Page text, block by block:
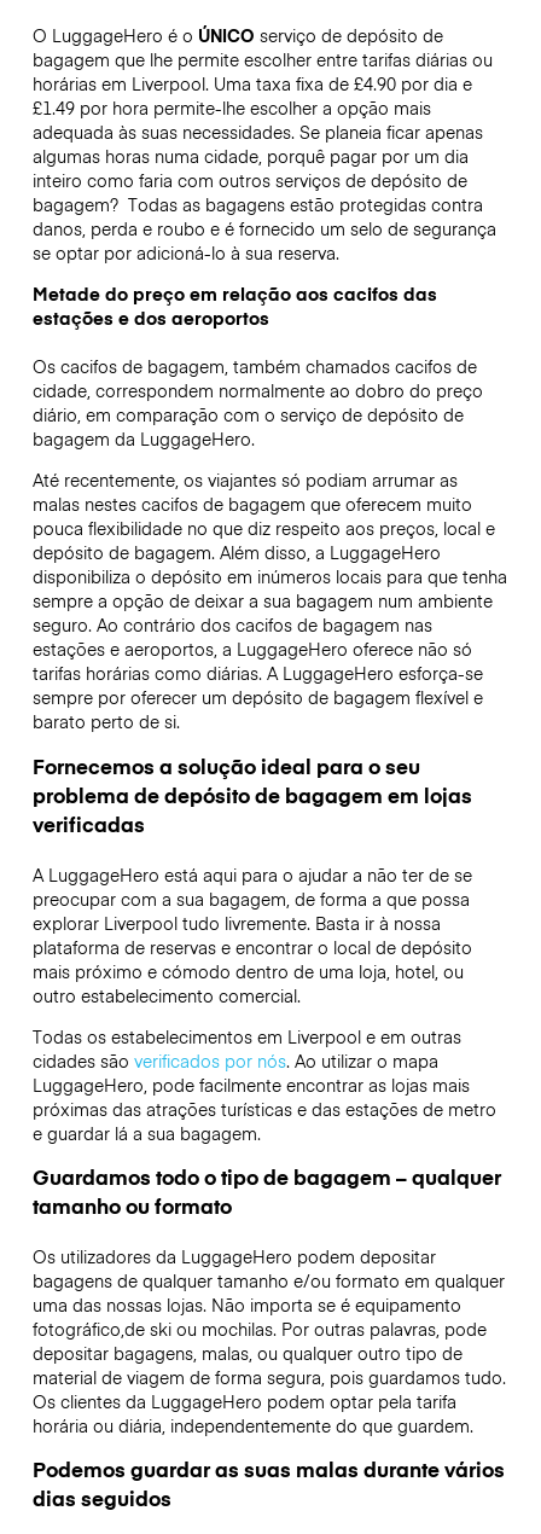
O LuggageHero é o ÚNICO serviço de depósito de
bagagem que lhe permite escolher entre tarifas diárias ou
horárias em Liverpool. Uma taxa fixa de £4.90 por dia e
£1.49 por hora permite-lhe escolher a opção mais
adequada às suas necessidades. Se planeia ficar apenas
algumas horas numa cidade, porquê pagar por um dia
inteiro como faria com outros serviços de depósito de
bagagem? Todas as bagagens estão protegidas contra
danos, perda e roubo e é fornecido um selo de segurança
se optar por adicioná-lo à sua reserva.
Metade do preço em relação aos cacifos das
estações e dos aeroportos
Os cacifos de bagagem, também chamados cacifos de
cidade, correspondem normalmente ao dobro do preço
diário, em comparação com o serviço de depósito de
bagagem da LuggageHero.
Até recentemente, os viajantes só podiam arrumar as
malas nestes cacifos de bagagem que oferecem muito
pouca flexibilidade no que diz respeito aos preços, local e
depósito de bagagem. Além disso, a LuggageHero
disponibiliza o depósito em inúmeros locais para que tenha
sempre a opção de deixar a sua bagagem num ambiente
seguro. Ao contrário dos cacifos de bagagem nas
estações e aeroportos, a LuggageHero oferece não só
tarifas horárias como diárias. A LuggageHero esforça-se
sempre por oferecer um depósito de bagagem flexível e
barato perto de si.
Fornecemos a solução ideal para o seu
problema de depósito de bagagem em lojas
verificadas
A LuggageHero está aqui para o ajudar a não ter de se
preocupar com a sua bagagem, de forma a que possa
explorar Liverpool tudo livremente. Basta ir à nossa
plataforma de reservas e encontrar o local de depósito
mais próximo e cómodo dentro de uma loja, hotel, ou
outro estabelecimento comercial.
Todas os estabelecimentos em Liverpool e em outras
cidades são verificados por nós. Ao utilizar o mapa
LuggageHero, pode facilmente encontrar as lojas mais
próximas das atrações turísticas e das estações de metro
e guardar lá a sua bagagem.
Guardamos todo o tipo de bagagem – qualquer
tamanho ou formato
Os utilizadores da LuggageHero podem depositar
bagagens de qualquer tamanho e/ou formato em qualquer
uma das nossas lojas. Não importa se é equipamento
fotográfico,de ski ou mochilas. Por outras palavras, pode
depositar bagagens, malas, ou qualquer outro tipo de
material de viagem de forma segura, pois guardamos tudo.
Os clientes da LuggageHero podem optar pela tarifa
horária ou diária, independentemente do que guardem.
Podemos guardar as suas malas durante vários
dias seguidos